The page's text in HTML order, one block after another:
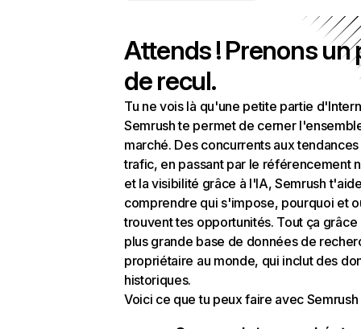
Attends ! Prenons un
de recul.
Tu ne vois là qu'une petite partie
Semrush te permet de cerner
marché. Des concurrents aux
trafic, en passant par le référencement
et la visibilité grâce à l'IA, Semrush
comprendre qui s'impose, pourquoi et
trouvent tes opportunités. Tout ça grâce
plus grande base de données de
propriétaire au monde, qui inclut des
historiques.
Voici ce que tu peux faire avec Semrush